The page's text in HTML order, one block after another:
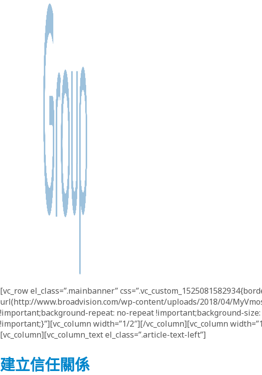
[vc_row el_class=”.mainbanner”
url(http://www.broadvision.com/wp-content/uploads/2018/04/
!important;background-repeat: no-repeat !important;background-
!important;}”][vc_column width=”1/2″][/vc_column][vc_column
[vc_column][vc_column_text el_class=”.article-text-left”]
建立信任關係